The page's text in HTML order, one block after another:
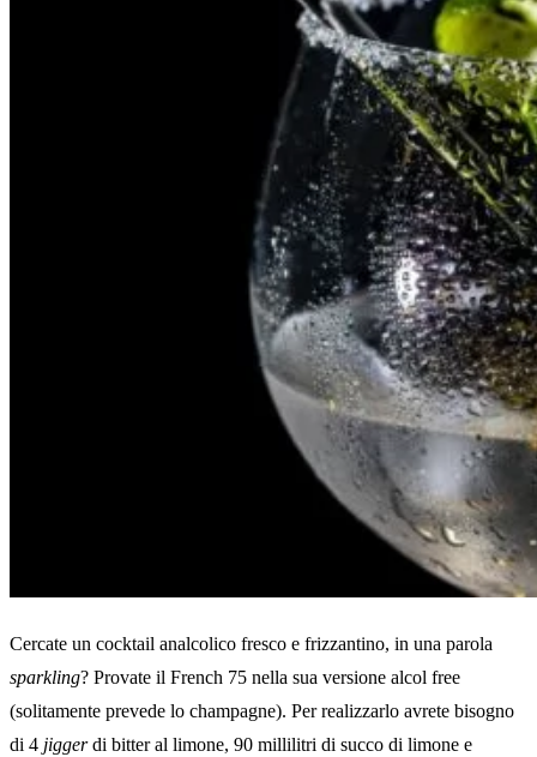
Cercate un cocktail analcolico fresco e frizzantino, in una parola
sparkling? Provate il French 75 nella sua versione alcol free
(solitamente prevede lo champagne). Per realizzarlo avrete bisogno
di 4 jiggerdi bitter al limone, 90 millilitri di succo di limone e